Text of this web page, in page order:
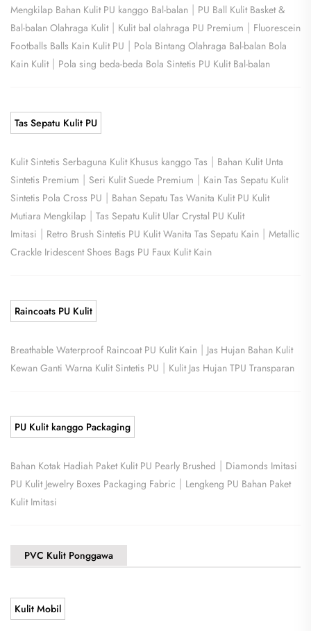
Mengkilap Bahan Kulit PU kanggo Bal-balan | PU Ball Kulit Basket &
Bal-balan Olahraga Kulit | Kulit bal olahraga PU Premium | Fluorescein
Footballs Balls Kain Kulit PU | Pola Bintang Olahraga Bal-balan Bola
Kain Kulit | Pola sing beda-beda Bola Sintetis PU Kulit Bal-balan
Tas Sepatu Kulit PU
Kulit Sintetis Serbaguna Kulit Khusus kanggo Tas | Bahan Kulit Unta
Sintetis Premium | Seri Kulit Suede Premium | Kain Tas Sepatu Kulit
Sintetis Pola Cross PU | Bahan Sepatu Tas Wanita Kulit PU Kulit
Mutiara Mengkilap | Tas Sepatu Kulit Ular Crystal PU Kulit
Imitasi | Retro Brush Sintetis PU Kulit Wanita Tas Sepatu Kain | Metallic
Crackle Iridescent Shoes Bags PU Faux Kulit Kain
Raincoats PU Kulit
Breathable Waterproof Raincoat PU Kulit Kain | Jas Hujan Bahan Kulit
Kewan Ganti Warna Kulit Sintetis PU | Kulit Jas Hujan TPU Transparan
PU Kulit kanggo Packaging
Bahan Kotak Hadiah Paket Kulit PU Pearly Brushed | Diamonds Imitasi
PU Kulit Jewelry Boxes Packaging Fabric | Lengkeng PU Bahan Paket
Kulit Imitasi
PVC Kulit Ponggawa
Kulit Mobil